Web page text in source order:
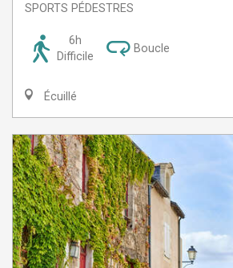
SPORTS PÉDESTRES
6h
Difficile
Boucle
Écuillé